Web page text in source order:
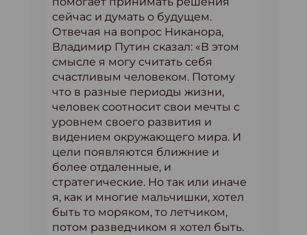
сейчас и думать о будущем.
Отвечая на вопрос Никанора,
Владимир Путин сказал: «В этом
смысле я могу считать себя
счастливым человеком. Потому
что в разные периоды жизни,
человек соотносит свои мечты с
уровнем своего развития и
видением окружающего мира. И
цели появляются ближние и
более отдаленные, и
стратегические. Но так или иначе
я, как и многие мальчишки, хотел
быть то моряком, то летчиком,
потом разведчиком я хотел быть.